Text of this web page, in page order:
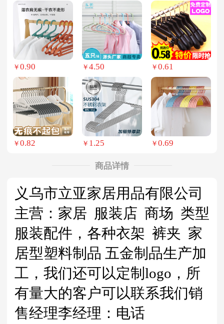
￥0.90 ￥4.50 ￥0.61
￥0.82 ￥ 1.25 ￥0.69
商品详情
义乌市立亚家居用品有限公司
主营：家居 服装店 商场 类型
服装配件，各种衣架 裤夹 家
居型塑料制品 五金制品生产加
工，我们还可以定制logo，所
有量大的客户可以联系我们销
售经理李经理：电话